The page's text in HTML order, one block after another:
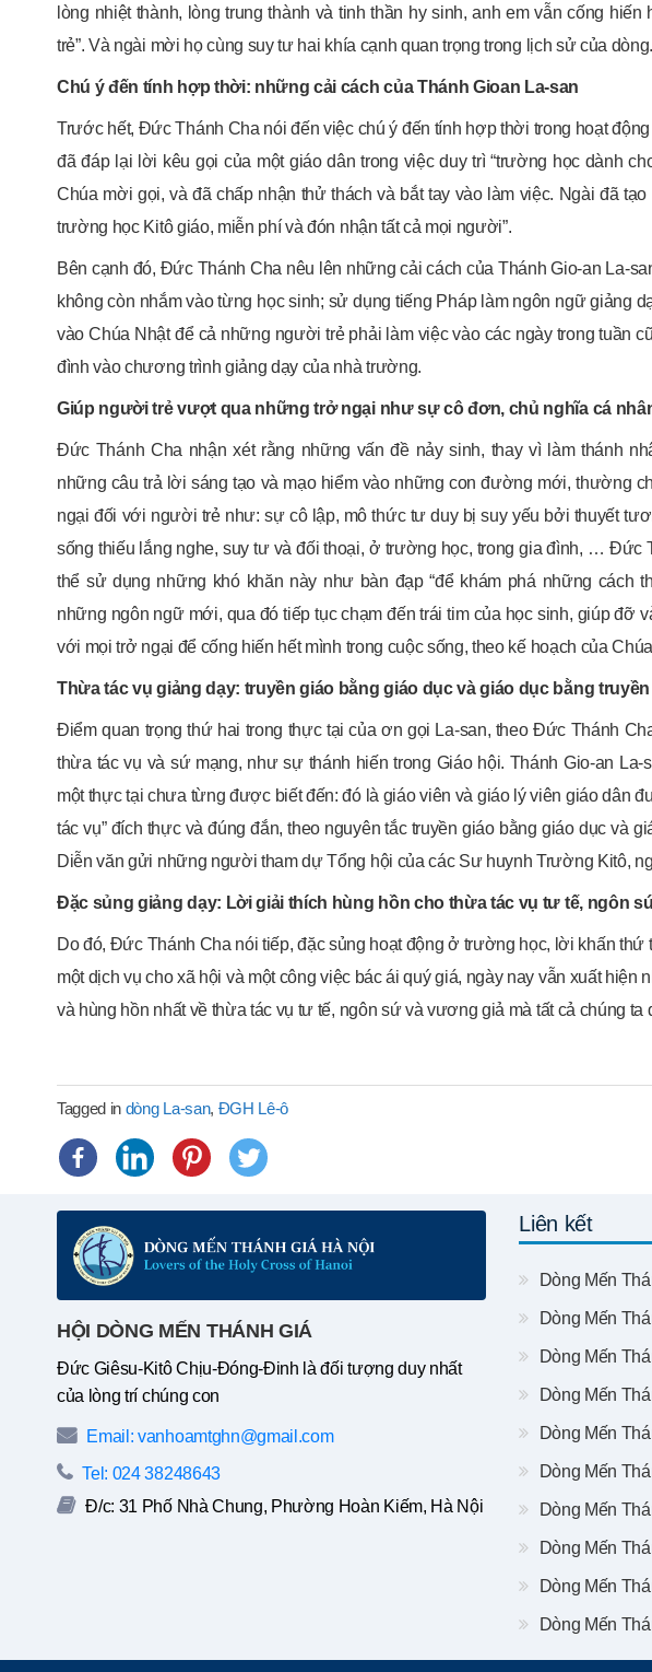
lòng nhiệt thành, lòng trung thành và tinh thần hy sinh, anh em vẫn cống
trẻ”. Và ngài mời họ cùng suy tư hai khía cạnh quan trọng trong lịch sử của dòng.
Chú ý đến tính hợp thời: những cải cách của Thánh Gioan La-san
Trước hết, Đức Thánh Cha nói đến việc chú ý đến tính hợp thời trong hoạt
đã đáp lại lời kêu gọi của một giáo dân trong việc duy trì “trường học dành
Chúa mời gọi, và đã chấp nhận thử thách và bắt tay vào làm việc. Ngài đã
trường học Kitô giáo, miễn phí và đón nhận tất cả mọi người”.
Bên cạnh đó, Đức Thánh Cha nêu lên những cải cách của Thánh Gio-an La-
không còn nhắm vào từng học sinh; sử dụng tiếng Pháp làm ngôn ngữ giảng
vào Chúa Nhật để cả những người trẻ phải làm việc vào các ngày trong tuần
đình vào chương trình giảng dạy của nhà trường.
Giúp người trẻ vượt qua những trở ngại như sự cô đơn, chủ nghĩa cá
Đức Thánh Cha nhận xét rằng những vấn đề nảy sinh, thay vì làm thánh
những câu trả lời sáng tạo và mạo hiểm vào những con đường mới, thường
ngại đối với người trẻ như: sự cô lập, mô thức tư duy bị suy yếu bởi thuyết
sống thiếu lắng nghe, suy tư và đối thoại, ở trường học, trong gia đình, … Đức
thể sử dụng những khó khăn này như bàn đạp “để khám phá những cách
những ngôn ngữ mới, qua đó tiếp tục chạm đến trái tim của học sinh, giúp đỡ
với mọi trở ngại để cống hiến hết mình trong cuộc sống, theo kế hoạch của
Thừa tác vụ giảng dạy: truyền giáo bằng giáo dục và giáo dục bằng
Điểm quan trọng thứ hai trong thực tại của ơn gọi La-san, theo Đức Thánh
thừa tác vụ và sứ mạng, như sự thánh hiến trong Giáo hội. Thánh Gio-an
một thực tại chưa từng được biết đến: đó là giáo viên và giáo lý viên giáo dân
tác vụ” đích thực và đúng đắn, theo nguyên tắc truyền giáo bằng giáo dục và
Diễn văn gửi những người tham dự Tổng hội của các Sư huynh Trường Kitô,
Đặc sủng giảng dạy: Lời giải thích hùng hồn cho thừa tác vụ tư tế, ngôn
Do đó, Đức Thánh Cha nói tiếp, đặc sủng hoạt động ở trường học, lời khấn thứ
một dịch vụ cho xã hội và một công việc bác ái quý giá, ngày nay vẫn xuất
và hùng hồn nhất về thừa tác vụ tư tế, ngôn sứ và vương giả mà tất cả chúng
Tagged in dòng La-san, ĐGH Lê-ô
HỘI DÒNG MẾN THÁNH GIÁ
Đức Giêsu-Kitô Chịu-Đóng-Đinh là đối tượng duy nhất
của lòng trí chúng con
Email: vanhoamtghn@gmail.com
Tel: 024 38248643
Đ/c: 31 Phố Nhà Chung, Phường Hoàn Kiếm, Hà Nội
Liên kết
Dòng Mến
Dòng Mến
Dòng Mến
Dòng Mến
Dòng Mến
Dòng Mến
Dòng Mến
Dòng Mến
Dòng Mến
Dòng Mến